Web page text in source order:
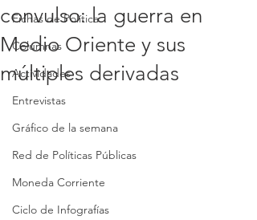
Fichas de Política
Columnas
Actividades
Entrevistas
Gráfico de la semana
Red de Políticas Públicas
Moneda Corriente
Ciclo de Infografías
convulso: la guerra en
Medio Oriente y sus
múltiples derivadas